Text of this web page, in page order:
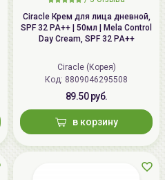
Ciracle Крем для лица дневной,
SPF 32 PA++ | 50мл | Mela Control
Day Cream, SPF 32 PA++
Ciracle (Корея)
Код: 8809046295508
89.50 руб.
в корзину